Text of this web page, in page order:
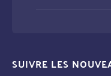
SUIVRE LES